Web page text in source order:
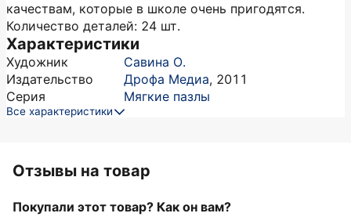
качествам, которые в школе очень пригодятся.
Количество деталей: 24 шт.
Характеристики
Художник
Савина О.
Издательство
Дрофа Медиа, 2011
Серия
Мягкие пазлы
Все характеристики
Отзывы на товар
Покупали этот товар? Как он вам?